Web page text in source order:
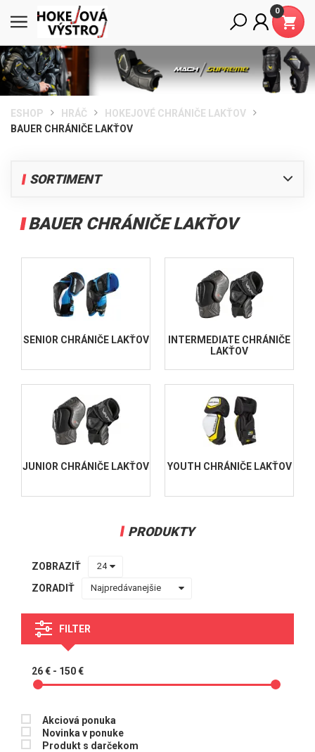
0
ESHOP HRÁČ
HOKEJOVÉ CHRÁNIČE LAKŤOV
BAUER CHRÁNIČE LAKŤOV
SORTIMENT
HOKEJOVÉ KORČULE BAUER
HOKEJOVÉ RUKAVICE
HOKEJOVÉ CHRÁNIČE RAMIEN
HOKEJOVÉ CHRÁNIČE LAKŤOV
BAUER CHRÁNIČE LAKŤOV
JUNIOR CHRÁNIČE LAKŤOV
YOUTH CHRÁNIČE LAKŤOV
HOKEJOVÉ CHRÁNIČE HOLENÍ
HOKEJOVÉ NOHAVICE
HOKEJOVÉ TAŠKY
PODVÄZKY
CHRÁNIČE KRKU
RIBANA
BRANKÁR
HOKEJOVÉ DETSKÉ SETY
ŠILTOVKY, ČIAPKY
BAUER CHRÁNIČE LAKŤOV
SENIOR CHRÁNIČE LAKŤOV
INTERMEDIATE CHRÁNIČE
LAKŤOV
JUNIOR CHRÁNIČE LAKŤOV YOUTH CHRÁNIČE LAKŤOV
PRODUKTY
ZOBRAZIŤ
ZORADIŤ
FILTER
26 € - 150 €
Akciová ponuka
Novinka v ponuke
Produkt s darčekom